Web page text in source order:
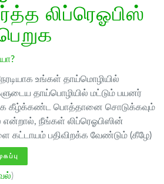
லிப்ரெஓபிஸ்
உங்கள் தாய்மொழியில்
தாய்பொழியில் மட்டும் பயனர்
கீழ்க்கண்ட பொத்தானை சொடுக்கவும்
என்றால், நீங்கள் லிப்ரெஓபிஸின்
கட்டாயம் பதிவிறக்க வேண்டும் (கீழே)
)